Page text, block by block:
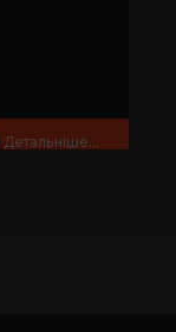
Детальніше...